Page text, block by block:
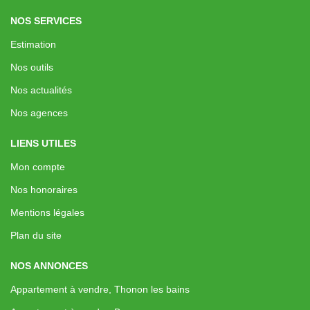
NOS SERVICES
Estimation
Nos outils
Nos actualités
Nos agences
LIENS UTILES
Mon compte
Nos honoraires
Mentions légales
Plan du site
NOS ANNONCES
Appartement à vendre, Thonon les bains